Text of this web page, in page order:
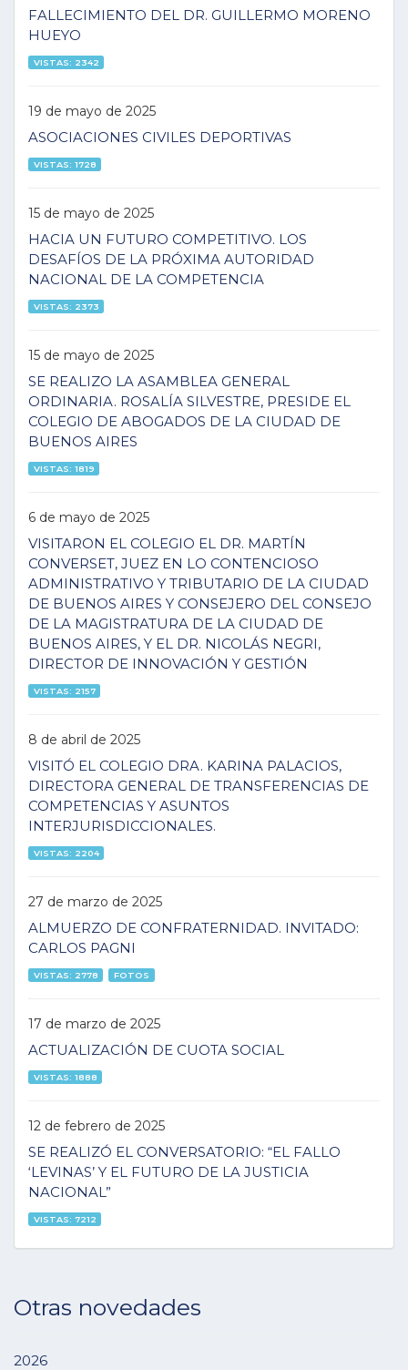
FALLECIMIENTO DEL DR. GUILLERMO MORENO
HUEYO
VISTAS: 2342
19 de mayo de 2025
ASOCIACIONES CIVILES DEPORTIVAS
VISTAS: 1728
15 de mayo de 2025
HACIA UN FUTURO COMPETITIVO. LOS
DESAFÍOS DE LA PRÓXIMA AUTORIDAD
NACIONAL DE LA COMPETENCIA
VISTAS: 2373
15 de mayo de 2025
SE REALIZO LA ASAMBLEA GENERAL
ORDINARIA. ROSALÍA SILVESTRE, PRESIDE EL
COLEGIO DE ABOGADOS DE LA CIUDAD DE
BUENOS AIRES
VISTAS: 1819
6 de mayo de 2025
VISITARON EL COLEGIO EL DR. MARTÍN
CONVERSET, JUEZ EN LO CONTENCIOSO
ADMINISTRATIVO Y TRIBUTARIO DE LA CIUDAD
DE BUENOS AIRES Y CONSEJERO DEL CONSEJO
DE LA MAGISTRATURA DE LA CIUDAD DE
BUENOS AIRES, Y EL DR. NICOLÁS NEGRI,
DIRECTOR DE INNOVACIÓN Y GESTIÓN
VISTAS: 2157
8 de abril de 2025
VISITÓ EL COLEGIO DRA. KARINA PALACIOS,
DIRECTORA GENERAL DE TRANSFERENCIAS DE
COMPETENCIAS Y ASUNTOS
INTERJURISDICCIONALES.
VISTAS: 2204
27 de marzo de 2025
ALMUERZO DE CONFRATERNIDAD. INVITADO:
CARLOS PAGNI
VISTAS: 2778 FOTOS
17 de marzo de 2025
ACTUALIZACIÓN DE CUOTA SOCIAL
VISTAS: 1888
12 de febrero de 2025
SE REALIZÓ EL CONVERSATORIO: “EL FALLO
‘LEVINAS’ Y EL FUTURO DE LA JUSTICIA
NACIONAL”
VISTAS: 7212
Otras novedades
2026